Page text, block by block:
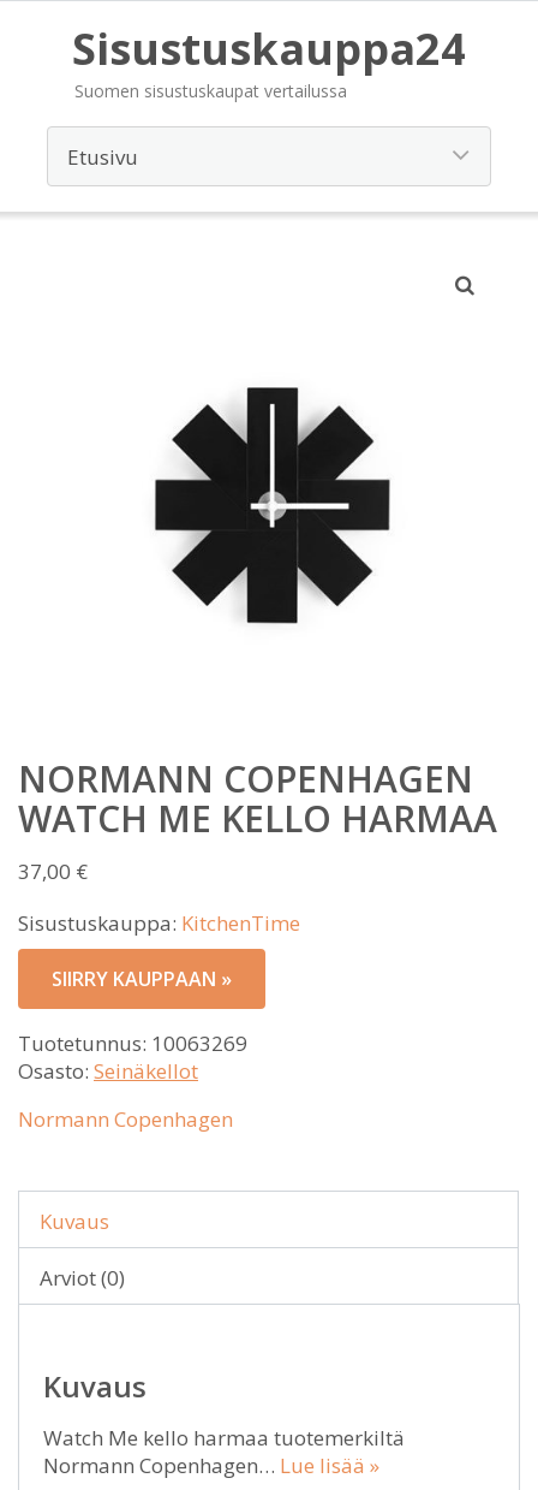
Sisustuskauppa24
Suomen sisustuskaupat vertailussa
NORMANN COPENHAGEN
WATCH ME KELLO HARMAA
37,00 €
Sisustuskauppa: KitchenTime
SIIRRY KAUPPAAN »
Tuotetunnus: 10063269
Osasto: Seinäkellot
Normann Copenhagen
Kuvaus
Arviot (0)
Kuvaus
Watch Me kello harmaa tuotemerkiltä
Normann Copenhagen… Lue lisää »